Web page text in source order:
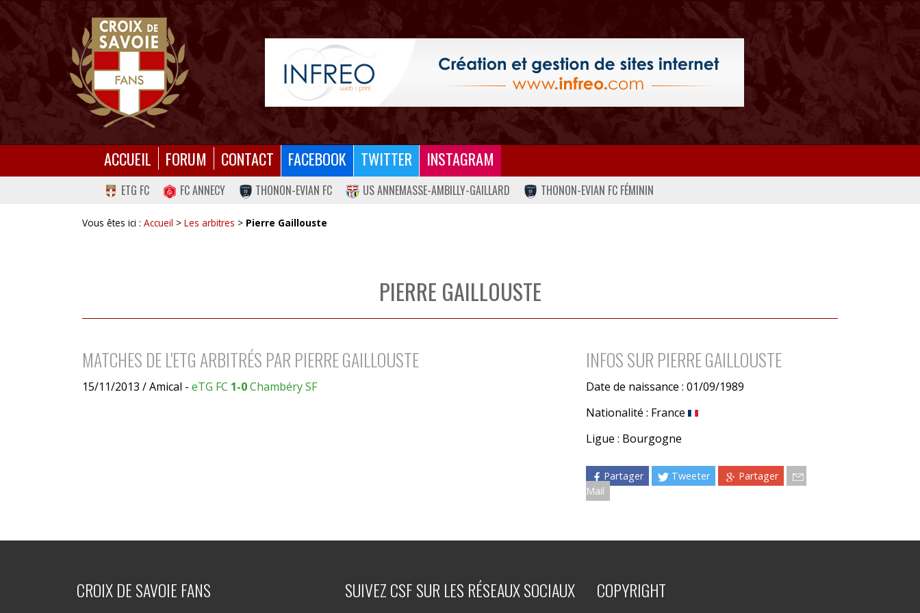
ACCUEIL FORUM CONTACT FACEBOOK TWITTER INSTAGRAM
ETG FC FC ANNECY THONON-EVIAN FC US ANNEMASSE-AMBILLY-GAILLARD THONON-EVIAN FC FÉMININ
Vous êtes ici : Accueil > Les arbitres > Pierre Gaillouste
PIERRE GAILLOUSTE
MATCHES DE L'ETG ARBITRÉS PAR PIERRE GAILLOUSTE
15/11/2013 / Amical - eTG FC 1-0Chambéry SF
INFOS SUR PIERRE GAILLOUSTE
Date de naissance : 01/09/1989
Nationalité : France
Ligue : Bourgogne
Partager Tweeter
Partager
Mail
CROIX DE SAVOIE FANS SUIVEZ CSF SUR LES RÉSEAUX SOCIAUX COPYRIGHT